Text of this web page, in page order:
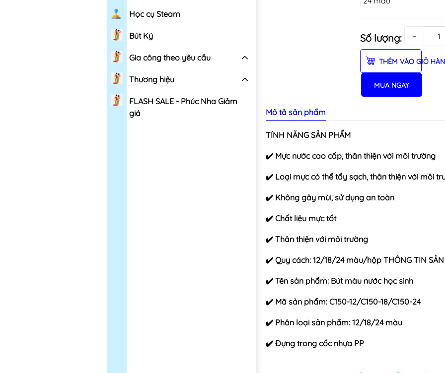
Học cụ Steam
Bút Ký
Gia công theo yêu cầu
Thương hiệu
FLASH SALE - Phúc Nha Giảm
giá
Số lượng: −
THÊM VÀO GIỎ
MUA NGAY
Mô tả sản phẩm
TÍNH NĂNG SẢN PHẨM
✔️ Mực nước cao cấp, thân thiện với môi trường
✔️ Loại mực có thể tẩy sạch, thân thiện với môi
✔️ Không gây mùi, sử dụng an toàn
✔️ Chất liệu mực tốt
✔️ Thân thiện với môi trường
✔️ Quy cách: 12/18/24 màu/hộp THÔNG TIN SẢN
✔️ Tên sản phẩm: Bút màu nước học sinh
✔️ Mã sản phẩm: C150-12/C150-18/C150-24
✔️ Phân loại sản phẩm: 12/18/24 màu
✔️ Đựng trong cốc nhựa PP